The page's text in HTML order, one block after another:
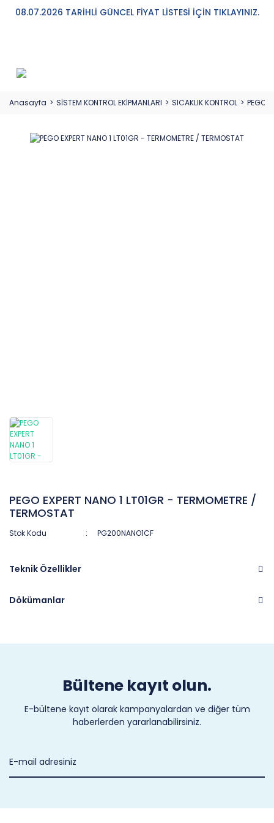
08.07.2026 TARİHLİ GÜNCEL FİYAT LİSTESİ İÇİN TIKLAYINIZ.
Anasayfa SİSTEM KONTROL EKİPMANLARI SICAKLIK KONTROL PEGO
PEGO EXPERT NANO 1 LT01GR - TERMOMETRE /
TERMOSTAT
Stok Kodu PG200NANO1CF
Teknik Özellikler
Dökümanlar
Bültene kayıt olun.
E-bültene kayıt olarak kampanyalardan ve diğer tüm
haberlerden yararlanabilirsiniz.